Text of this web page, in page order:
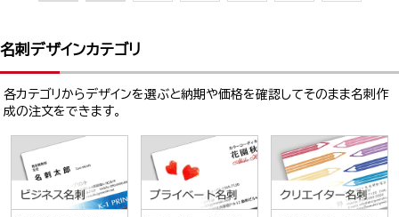
名刺デザインカテゴリ
各カテゴリからデザインを選ぶと納期や価格を確認してそのまま名刺作
成の注文をできます。